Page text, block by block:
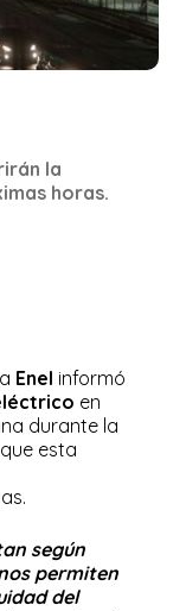
la
horas.
Enel informó
en
durante la
esta
según
permiten
del